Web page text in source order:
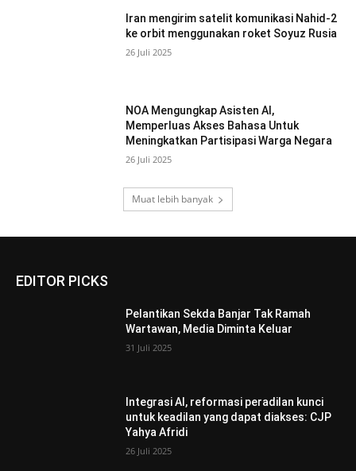
Iran mengirim satelit komunikasi Nahid-2
ke orbit menggunakan roket Soyuz Rusia
26 Juli 2025
NOA Mengungkap Asisten AI,
Memperluas Akses Bahasa Untuk
Meningkatkan Partisipasi Warga Negara
26 Juli 2025
Muat lebih banyak
EDITOR PICKS
Pelantikan Sekda Banjar Tak Ramah
Wartawan, Media Diminta Keluar
31 Juli 2025
Integrasi AI, reformasi peradilan kunci
untuk keadilan yang dapat diakses: CJP
Yahya Afridi
26 Juli 2025